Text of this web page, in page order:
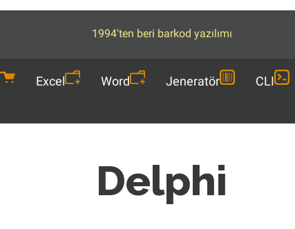
1994'ten beri barkod yazılımı
Excel Word Jeneratör CLI
Delphi